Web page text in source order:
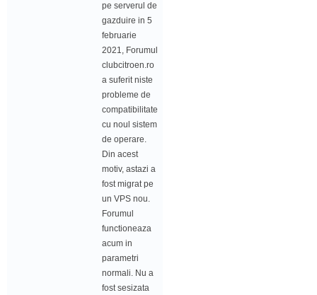
pe serverul de
gazduire in 5
februarie
2021, Forumul
clubcitroen.ro
a suferit niste
probleme de
compatibilitate
cu noul sistem
de operare.
Din acest
motiv, astazi a
fost migrat pe
un VPS nou.
Forumul
functioneaza
acum in
parametri
normali. Nu a
fost sesizata